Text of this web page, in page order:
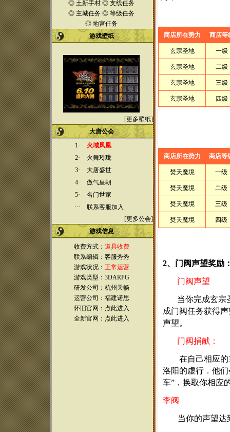
◎ 土新手村 ◎ 支线任务
◎ 主城任务 ◎ 等级任务
◎ 地宫任务
游戏壁纸
[更多壁纸]
大唐公会
1·
火域凤凰
2·
火舞玲珑
3·
大唐盛世
4·
傲气皇朝
5·
名门世家
···
联系客服加入
[更多公会]
游戏信息
收费方式： 道具收费
联系编辑：客服秀秀
游戏状况： 正常运营
游戏类型：3DARPG
研发公司：杭州天畅
运营公司：福建诺思
怀旧官网： 点此进入
全新官网： 点此进入
商店所在势力 商店等
玄宗圣地 一级
玄宗圣地 二级
玄宗圣地 三级
玄宗圣地 四级
商店所在势力 商店等
焚天魔境 一级
焚天魔境 二级
焚天魔境 三级
焚天魔境 四级
2、门阀声望奖励
门阀声望
当你完成玄宗
成门阀任务获得
声望。
门阀捐献：
在自己相应的
洛阳的虚行．他们
车”，换取你相应
李阀
当你的声望达